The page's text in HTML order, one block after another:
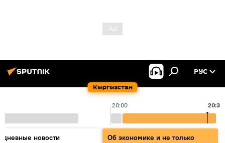
Кыргызстан
РУС
20:00 20:38
новости
Об экономике и не только